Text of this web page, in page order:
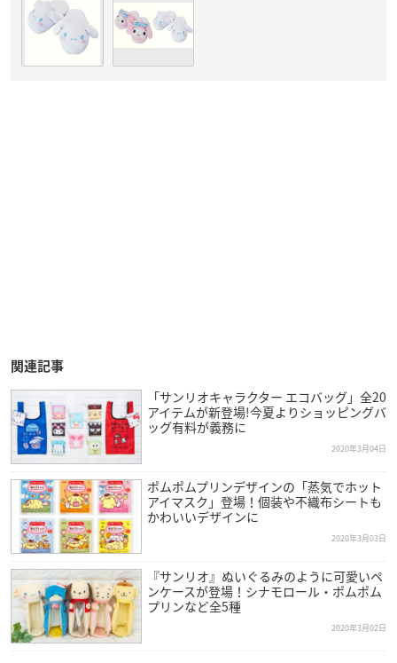
関連記事
「サンリオキャラクター エコバッグ」全20
アイテムが新登場!今夏よりショッピングバ
ッグ有料が義務に
2020年3月04日
ポムポムプリンデザインの「蒸気でホット
アイマスク」登場！個装や不織布シートも
かわいいデザインに
2020年3月03日
『サンリオ』ぬいぐるみのように可愛いペ
ンケースが登場！シナモロール・ポムポム
プリンなど全5種
2020年3月02日